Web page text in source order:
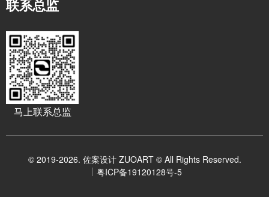
联系总监
马上联系总监
© 2019-2026. 佐案设计 ZUOART © All Rights Reserved.
粤ICP备19120128号-5